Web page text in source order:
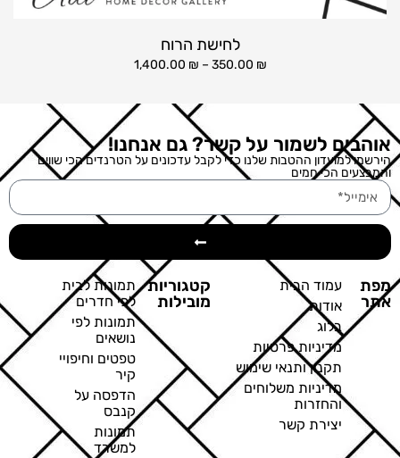
לחישת הרוח
350.00 ₪
–
1,400.00 ₪
אוהבים לשמור על קשר? גם אנחנו!
הירשמו למועדון ההטבות שלנו כדי לקבל עדכונים על הטרנדים הכי שווים
והמבצעים הכי חמים
מפת
אתר
עמוד הבית
אודות
בלוג
מדיניות פרטיות
תקנון ותנאי שימוש
מדיניות משלוחים
והחזרות
יצירת קשר
קטגוריות
מובילות
תמונות לבית
לפי חדרים
תמונות לפי
נושאים
טפטים וחיפויי
קיר
הדפסה על
קנבס
תמונות
למשרד